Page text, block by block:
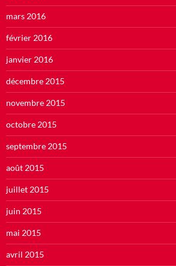
mars 2016
février 2016
janvier 2016
décembre 2015
novembre 2015
octobre 2015
septembre 2015
août 2015
juillet 2015
juin 2015
mai 2015
avril 2015